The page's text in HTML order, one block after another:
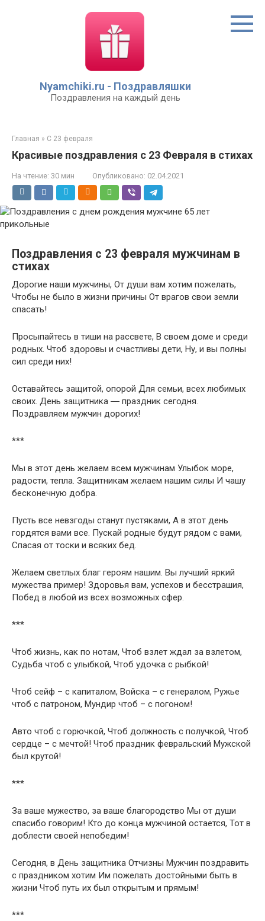
Nyamchiki.ru - Поздравляшки
Поздравления на каждый день
Главная » С 23 февраля
Красивые поздравления с 23 Февраля в стихах
На чтение: 30 мин Опубликовано: 02.04.2021
Поздравления с 23 февраля мужчинам в
стихах
Дорогие наши мужчины, От души вам хотим пожелать,
Чтобы не было в жизни причины От врагов свои земли
спасать!
Просыпайтесь в тиши на рассвете, В своем доме и среди
родных. Чтоб здоровы и счастливы дети, Ну, и вы полны
сил среди них!
Оставайтесь защитой, опорой Для семьи, всех любимых
своих. День защитника ― праздник сегодня.
Поздравляем мужчин дорогих!
***
Мы в этот день желаем всем мужчинам Улыбок море,
радости, тепла. Защитникам желаем нашим силы И чашу
бесконечную добра.
Пусть все невзгоды станут пустяками, А в этот день
гордятся вами все. Пускай родные будут рядом с вами,
Спасая от тоски и всяких бед.
Желаем светлых благ героям нашим. Вы лучший яркий
мужества пример! Здоровья вам, успехов и бесстрашия,
Побед в любой из всех возможных сфер.
***
Чтоб жизнь, как по нотам, Чтоб взлет ждал за взлетом,
Судьба чтоб с улыбкой, Чтоб удочка с рыбкой!
Чтоб сейф – с капиталом, Войска – с генералом, Ружье
чтоб с патроном, Мундир чтоб – с погоном!
Авто чтоб с горючкой, Чтоб должность с получкой, Чтоб
сердце – с мечтой! Чтоб праздник февральский Мужской
был крутой!
***
За ваше мужество, за ваше благородство Мы от души
спасибо говорим! Кто до конца мужчиной остается, Тот в
доблести своей непобедим!
Сегодня, в День защитника Отчизны Мужчин поздравить
с праздником хотим Им пожелать достойными быть в
жизни Чтоб путь их был открытым и прямым!
***